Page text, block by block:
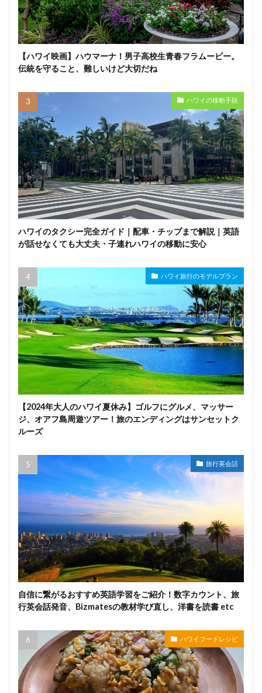
【ハワイ映画】ハウマーナ！男子高校生青春フラムービー。
伝統を守ること、難しいけど大切だね
ハワイの移動手段
ハワイのタクシー完全ガイド｜配車・チップまで解説｜英語
が話せなくても大丈夫・子連れハワイの移動に安心
ハワイ旅行のモデルプラン
【2024年大人のハワイ夏休み】ゴルフにグルメ、マッサー
ジ、オアフ島周遊ツアー！旅のエンディングはサンセットク
ルーズ
旅行英会話
自信に繋がるおすすめ英語学習をご紹介！数字カウント、旅
行英会話発音、Bizmatesの教材学び直し、洋書を読書 etc
ハワイフードレシピ